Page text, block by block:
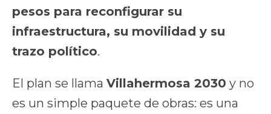
pesos para reconfigurar su
infraestructura, su movilidad y su
trazo político.
El plan se llama Villahermosa 2030 y no
es un simple paquete de obras: es una